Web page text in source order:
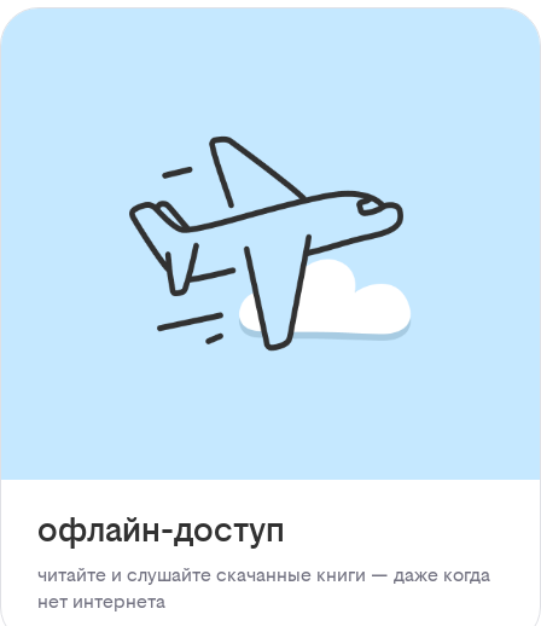
офлайн-доступ
читайте и слушайте скачанные книги — даже когда
нет интернета